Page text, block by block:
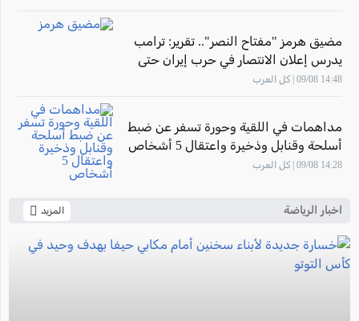
مضيق هرمز "مفتاح النصر".. تقرير: ترامب
يدرس إعلان الانتصار في حرب إيران حتى
دون اتفاق نووي
14:48 09/08 | كل العرب
مداهمات في اللقية وحورة تسفر عن ضبط
أسلحة وقنابل وذخيرة واعتقال 5 أشخاص
14:28 09/08 | كل العرب
اخبار الرياضة المزيد